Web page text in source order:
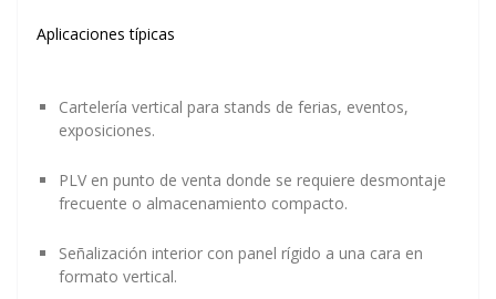
Aplicaciones típicas
Cartelería vertical para stands de ferias, eventos,
exposiciones.
PLV en punto de venta donde se requiere desmontaje
frecuente o almacenamiento compacto.
Señalización interior con panel rígido a una cara en
formato vertical.